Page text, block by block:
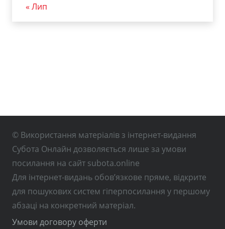
« Лип
© Використання матеріалів з інтернет-видання
Субота Онлайн дозволяється лише за умови
посилання на сайт subota.online
Для інтернет-видань обов’язкове пряме, відкрите
для пошукових систем гіперпосилання у першому
абзаці на конкретний матеріал.
Умови договору оферти